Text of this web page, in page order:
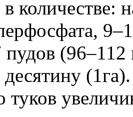
количестве:
пудов
десятину
туков